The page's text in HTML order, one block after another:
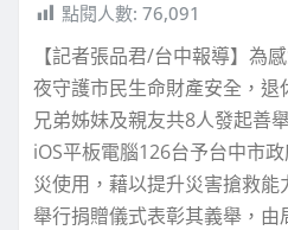
點閱人數: 76,091
【記者張品君/台中報導】為
夜守護市民生命財產安全，
兄弟姊妹及親友共8人發起善
iOS平板電腦126台予台中市
災使用，藉以提升災害搶救能
舉行捐贈儀式表彰其義舉，